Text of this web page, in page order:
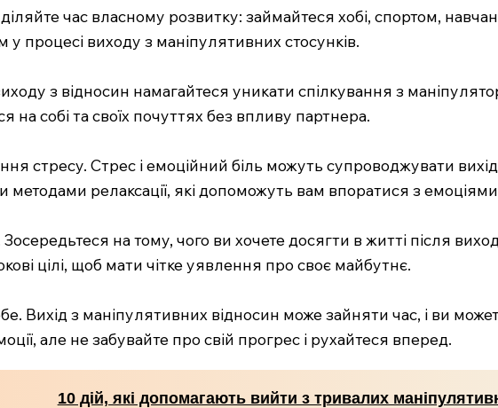
час власному розвитку: займайтеся хобі, спортом,
процесі виходу з маніпулятивних стосунків.
з відносин намагайтеся уникати спілкування з
на собі та своїх почуттях без впливу партнера.
стресу. Стрес і емоційний біль можуть супроводжувати
методами релаксації, які допоможуть вам впоратися з
на тому, чого ви хочете досягти в житті після
цілі, щоб мати чітке уявлення про своє майбутнє.
Вихід з маніпулятивних відносин може зайняти час, і ви
але не забувайте про свій прогрес і рухайтеся вперед.
10 дій, які допомагають вийти з тривалих